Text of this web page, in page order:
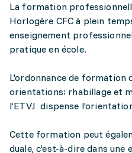
La formation
Horlogère CFC à plein
enseignement
pratique en école.
L'ordonnance de formation
orientations: rhabillage et
l’ETVJ dispense
Cette formation peut
duale, c’est-à-dire dans